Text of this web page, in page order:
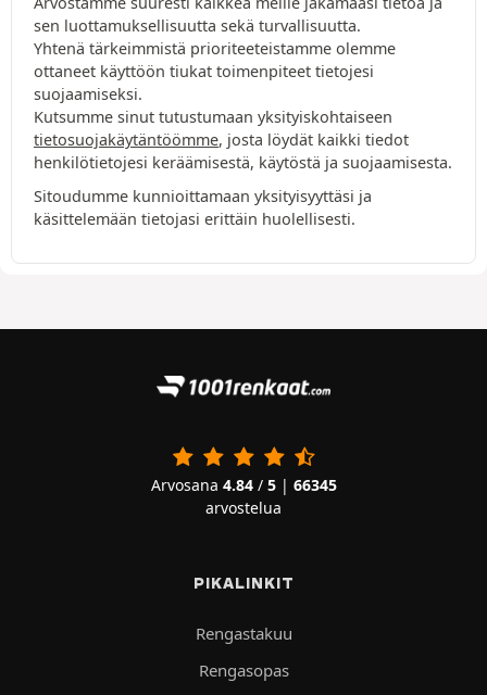
sen luottamuksellisuutta sekä turvallisuutta.
Yhtenä tärkeimmistä prioriteeteistamme olemme
ottaneet käyttöön tiukat toimenpiteet tietojesi
suojaamiseksi.
Kutsumme sinut tutustumaan yksityiskohtaiseen
tietosuojakäytäntöömme, josta löydät kaikki tiedot
henkilötietojesi keräämisestä, käytöstä ja suojaamisesta.
Sitoudumme kunnioittamaan yksityisyyttäsi ja
käsittelemään tietojasi erittäin huolellisesti.
Arvosana 4.84/ 5| 66345
arvostelua
PIKALINKIT
Rengastakuu
Rengasopas